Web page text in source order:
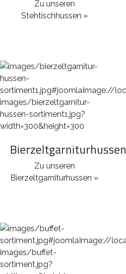
Zu unseren
Stehtischhussen »
Bierzeltgarniturhussen
Zu unseren
Bierzeltgarniturhussen »